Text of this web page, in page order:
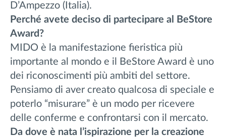
D’Ampezzo (Italia).
Perché avete deciso di partecipare al BeStore
Award?
MIDO è la manifestazione fieristica più
importante al mondo e il BeStore Award è uno
dei riconoscimenti più ambiti del settore.
Pensiamo di aver creato qualcosa di speciale e
poterlo “misurare” è un modo per ricevere
delle conferme e confrontarsi con il mercato.
Da dove è nata l’ispirazione per la creazione